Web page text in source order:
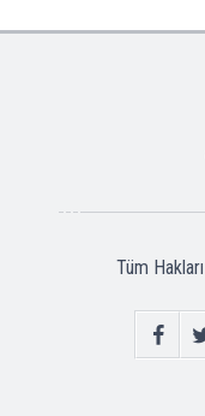
Tüm